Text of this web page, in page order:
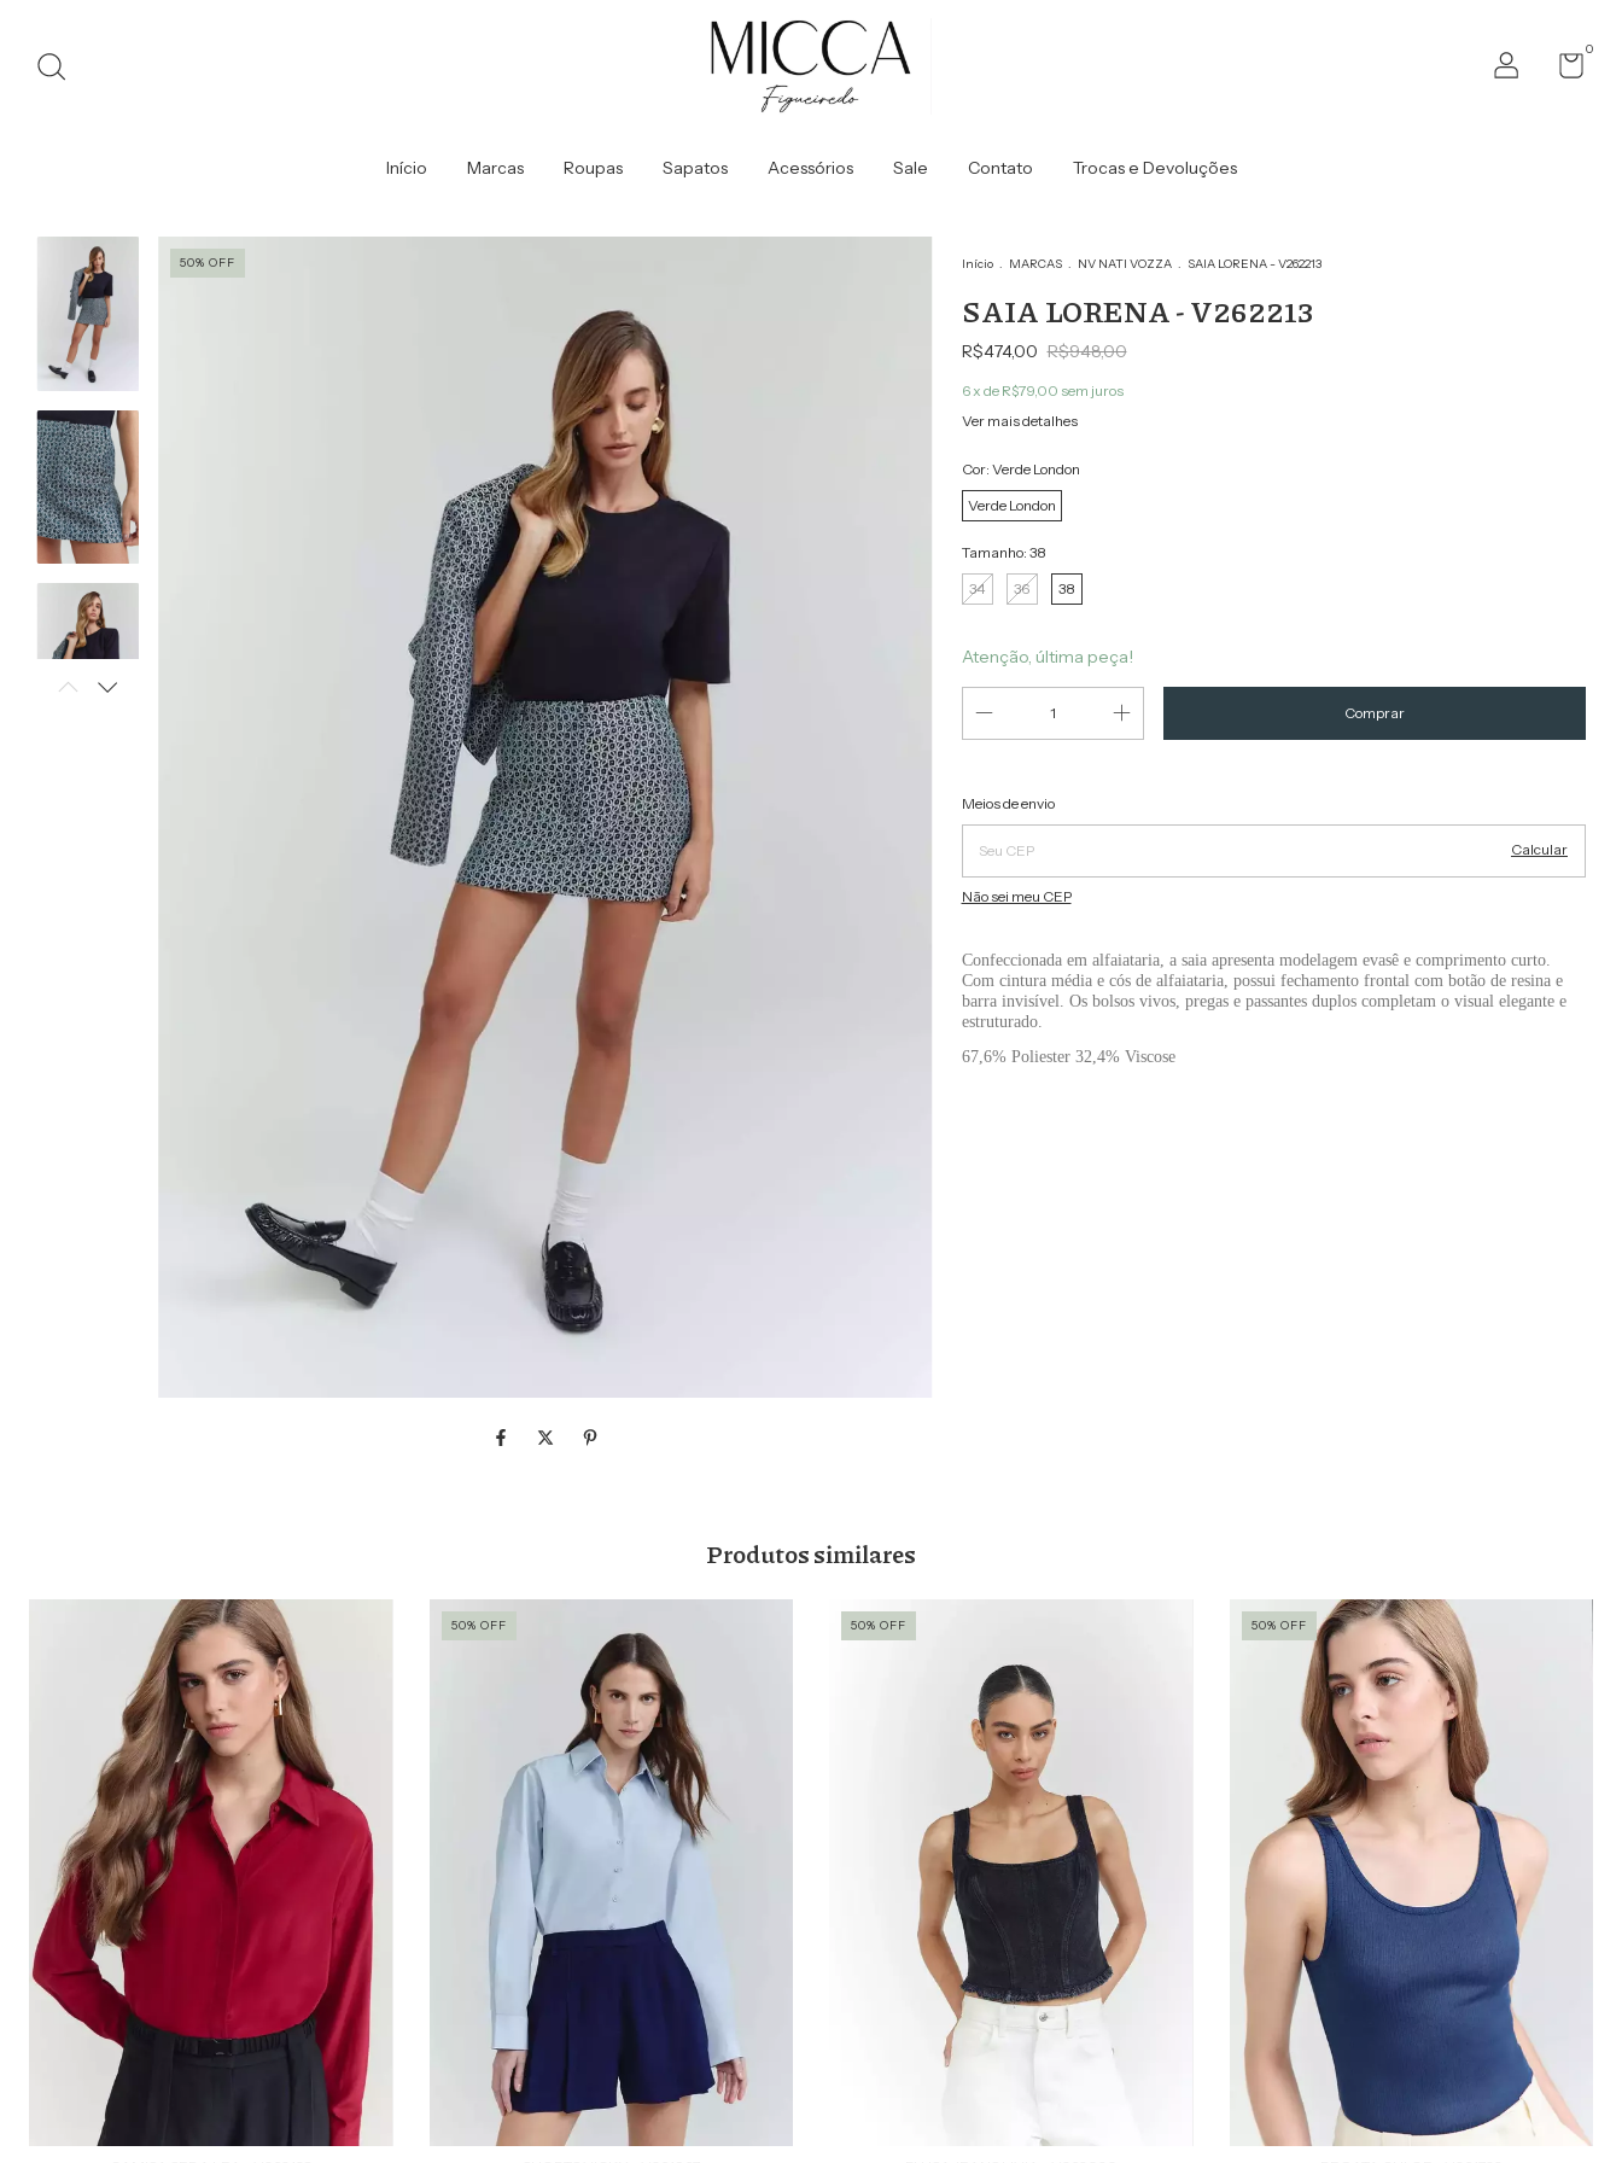
0
Início Marcas Roupas Sapatos Acessórios Sale Contato Trocas e Devoluções
50% OFF Início . MARCAS . NV NATI VOZZA . SAIA LORENA - V262213
SAIA LORENA - V262213
R$474,00 R$948,00
6x de R$79,00 sem juros
Ver mais detalhes
Cor: Verde London
Verde London
Tamanho: 38
34
36 38
Atenção, última peça!
Entregas para o CEP:
Meios de envio
Calcular
Não sei meu CEP
Confeccionada em alfaiataria, a saia apresenta modelagem evasê e comprimento curto.
Com cintura média e cós de alfaiataria, possui fechamento frontal com botão de resina e
barra invisível. Os bolsos vivos, pregas e passantes duplos completam o visual elegante e
estruturado.
67,6% Poliester 32,4% Viscose
Produtos similares
50% OFF 50% OFF 50% OFF